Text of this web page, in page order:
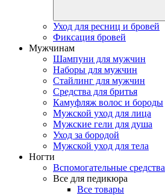
Уход для ресниц и бровей
Фиксация бровей
Мужчинам
Шампуни для мужчин
Наборы для мужчин
Стайлинг для мужчин
Средства для бритья
Камуфляж волос и бороды
Мужской уход для лица
Мужские гели для душа
Уход за бородой
Мужской уход для тела
Ногти
Вспомогательные средства
Все для педикюра
Все товары